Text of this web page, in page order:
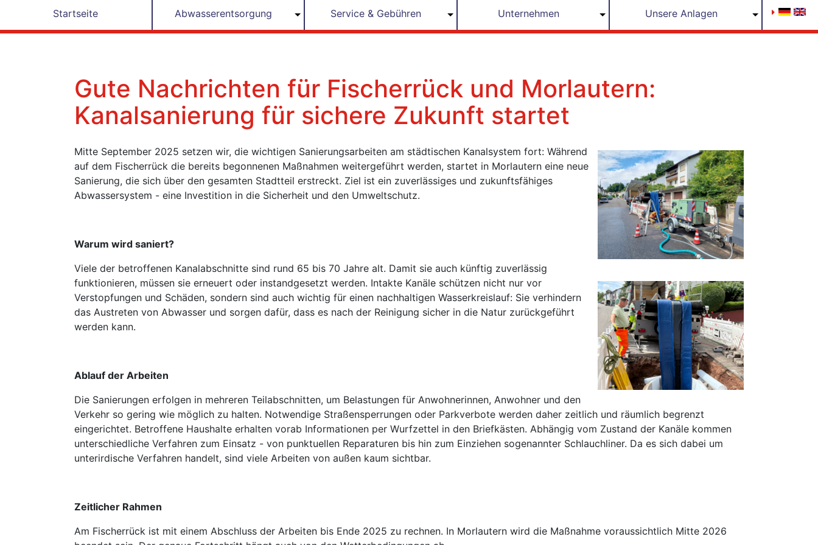
Startseite Abwasserentsorgung Service & Gebühren Unternehmen Unsere Anlagen
Gute Nachrichten für Fischerrück und Morlautern:
Kanalsanierung für sichere Zukunft startet
Mitte September 2025 setzen wir, die wichtigen Sanierungsarbeiten am städtischen Kanalsystem fort: Während
auf dem Fischerrück die bereits begonnenen Maßnahmen weitergeführt werden, startet in Morlautern eine neue
Sanierung, die sich über den gesamten Stadtteil erstreckt. Ziel ist ein zuverlässiges und zukunftsfähiges
Abwassersystem - eine Investition in die Sicherheit und den Umweltschutz.
Warum wird saniert?
Viele der betroffenen Kanalabschnitte sind rund 65 bis 70 Jahre alt. Damit sie auch künftig zuverlässig
funktionieren, müssen sie erneuert oder instandgesetzt werden. Intakte Kanäle schützen nicht nur vor
Verstopfungen und Schäden, sondern sind auch wichtig für einen nachhaltigen Wasserkreislauf: Sie verhindern
das Austreten von Abwasser und sorgen dafür, dass es nach der Reinigung sicher in die Natur zurückgeführt
werden kann.
Ablauf der Arbeiten
Die Sanierungen erfolgen in mehreren Teilabschnitten, um Belastungen für Anwohnerinnen, Anwohner und den
Verkehr so gering wie möglich zu halten. Notwendige Straßensperrungen oder Parkverbote werden daher zeitlich und räumlich begrenzt
eingerichtet. Betroffene Haushalte erhalten vorab Informationen per Wurfzettel in den Briefkästen. Abhängig vom Zustand der Kanäle kommen
unterschiedliche Verfahren zum Einsatz - von punktuellen Reparaturen bis hin zum Einziehen sogenannter Schlauchliner. Da es sich dabei um
unterirdische Verfahren handelt, sind viele Arbeiten von außen kaum sichtbar.
Zeitlicher Rahmen
Am Fischerrück ist mit einem Abschluss der Arbeiten bis Ende 2025 zu rechnen. In Morlautern wird die Maßnahme voraussichtlich Mitte 2026